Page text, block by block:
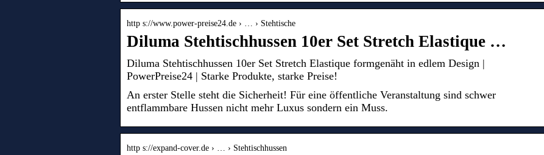
http s://www.power-preise24.de › … › Stehtische
Diluma Stehtischhussen 10er Set Stretch Elastique …
Diluma Stehtischhussen 10er Set Stretch Elastique formgenäht in edlem Design |
PowerPreise24 | Starke Produkte, starke Preise!
An erster Stelle steht die Sicherheit! Für eine öffentliche Veranstaltung sind schwer
entflammbare Hussen nicht mehr Luxus sondern ein Muss.
http s://expand-cover.de › … › Stehtischhussen